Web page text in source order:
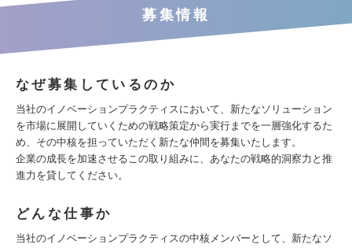
募集情報
なぜ募集しているのか
当社のイノベーションプラクティスにおいて、新たなソリューション
を市場に展開していくための戦略策定から実行までを一層強化するた
め、その中核を担っていただく新たな仲間を募集いたします。
企業の成長を加速させるこの取り組みに、あなたの戦略的洞察力と推
進力を貸してください。
どんな仕事か
当社のイノベーションプラクティスの中核メンバーとして、新たなソ